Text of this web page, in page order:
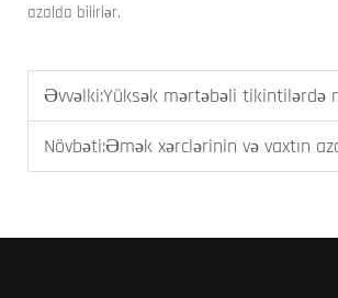
azalda bilirlər.
Əvvəlki:Yüksək mərtəbəli tikintilərdə materialların effektiv daşınmasında
Növbəti:Əmək xərclərinin və vaxtın azaldılması: Güvənilən Material